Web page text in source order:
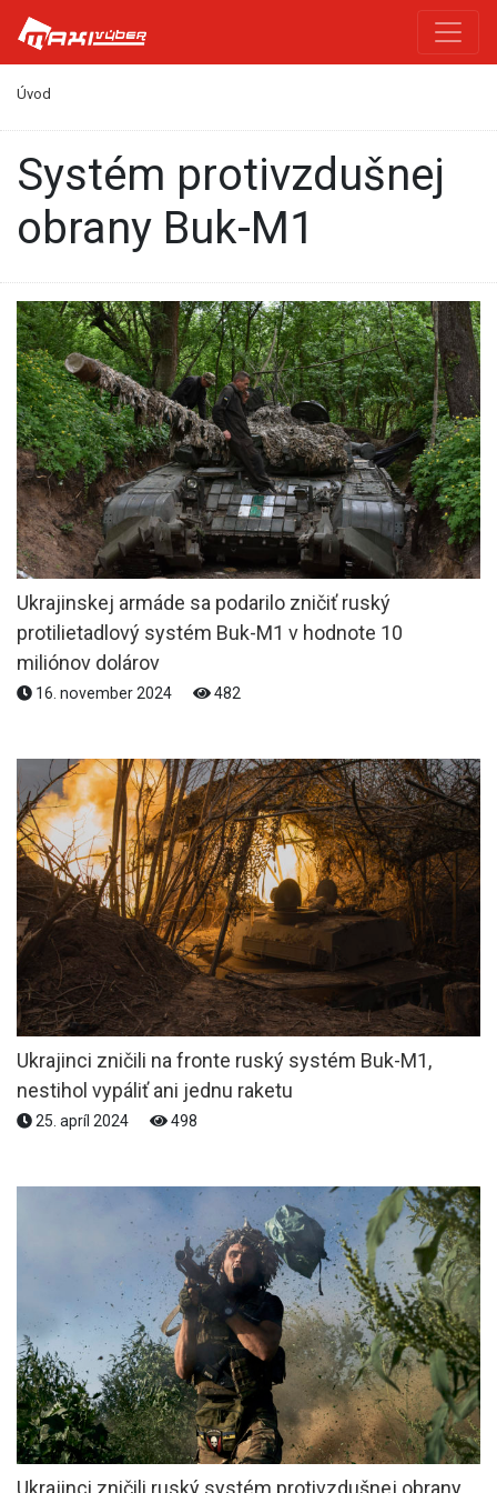
Úvod
systém protivzdušnej
obrany Buk-M1
Ukrajinskej armáde sa podarilo zničiť ruský
protilietadlový systém Buk-M1 v hodnote 10
miliónov dolárov
16. november 2024 482
Ukrajinci zničili na fronte ruský systém Buk-M1,
nestihol vypáliť ani jednu raketu
25. apríl 2024 498
Ukrajinci zničili ruský systém protivzdušnej obrany